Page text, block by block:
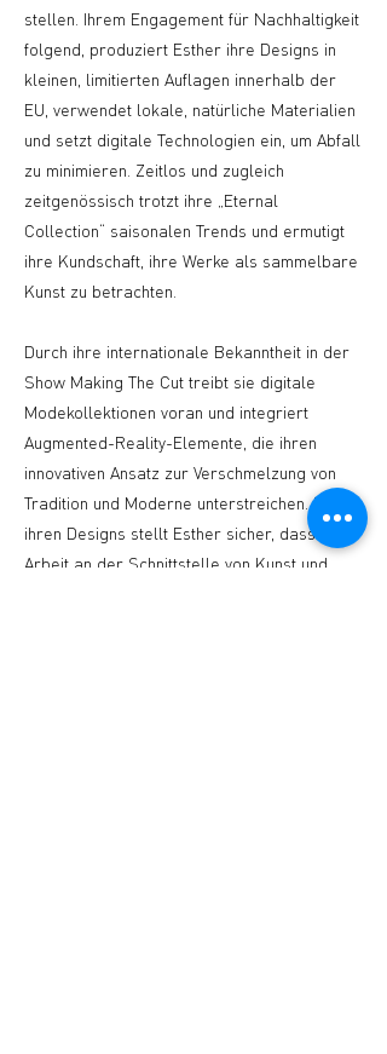
stellen. Ihrem Engagement für Nachhaltigkeit
folgend, produziert Esther ihre Designs in
kleinen, limitierten Auflagen innerhalb der
EU, verwendet lokale, natürliche Materialien
und setzt digitale Technologien ein, um Abfall
zu minimieren. Zeitlos und zugleich
zeitgenössisch trotzt ihre „Eternal
Collection“ saisonalen Trends und ermutigt
ihre Kundschaft, ihre Werke als sammelbare
Kunst zu betrachten.
Durch ihre internationale Bekanntheit in der
Show Making The Cut treibt sie digitale
Modekollektionen voran und integriert
Augmented-Reality-Elemente, die ihren
innovativen Ansatz zur Verschmelzung von
Tradition und Moderne unterstreichen. Mit
ihren Designs stellt Esther sicher, dass ihre
Arbeit an der Schnittstelle von Kunst und